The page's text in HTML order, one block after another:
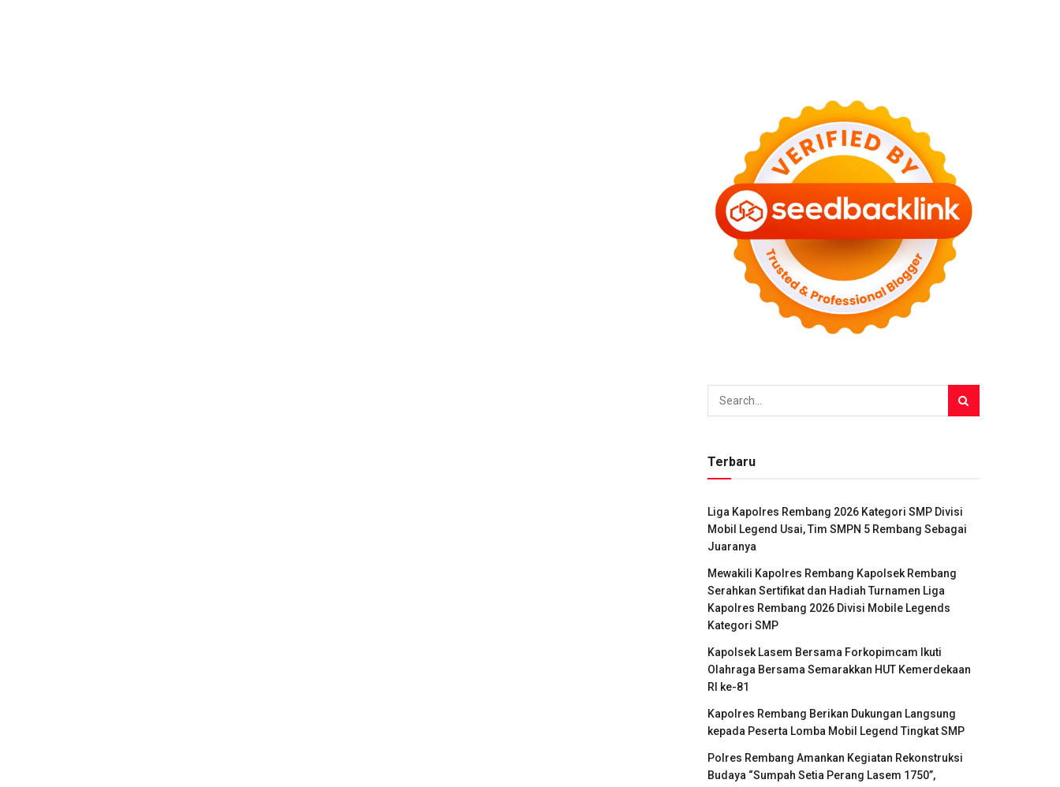
Terbaru
Liga Kapolres Rembang 2026 Kategori SMP Divisi
Mobil Legend Usai, Tim SMPN 5 Rembang Sebagai
Juaranya
Mewakili Kapolres Rembang Kapolsek Rembang
Serahkan Sertifikat dan Hadiah Turnamen Liga
Kapolres Rembang 2026 Divisi Mobile Legends
Kategori SMP
Kapolsek Lasem Bersama Forkopimcam Ikuti
Olahraga Bersama Semarakkan HUT Kemerdekaan
RI ke-81
Kapolres Rembang Berikan Dukungan Langsung
kepada Peserta Lomba Mobil Legend Tingkat SMP
Polres Rembang Amankan Kegiatan Rekonstruksi
Budaya “Sumpah Setia Perang Lasem 1750”,